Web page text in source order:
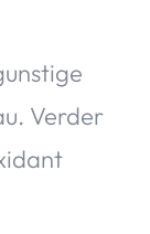
Verder